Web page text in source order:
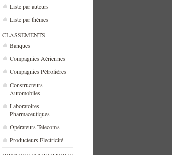
Liste par auteurs
Liste par thémes
CLASSEMENTS
Banques
Compagnies Aériennes
Compagnies Pétroliéres
Constructeurs
Automobiles
Laboratoires
Pharmaceutiques
Opérateurs Telecoms
Producteurs Electricité